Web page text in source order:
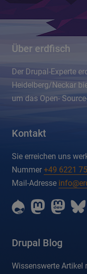
Über erdfisch
Der Drupal-Experte
Heidelberg/Neckar
um das Open-
Kontakt
Sie erreichen uns
Nummer +49 6221
Mail-Adresse
erdfisch
on
erdfisch
on
on
Drupal Blog
Wissenswerte Artikel